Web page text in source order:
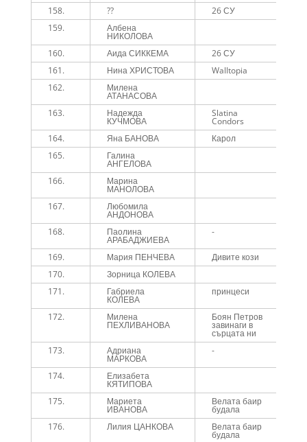
158. ?? 26 СУ
159.
Албена
НИКОЛОВА
160. Аида СИККЕМА 26 СУ
161.
Нина ХРИСТОВА Walltopia
162.
Милена
АТАНАСОВА
163. Надежда
КУЧМОВА
Slatina
Condors
164. Яна БАНОВА Карол
165.
Галина
АНГЕЛОВА
166. Марина
МАНОЛОВА
167. Любомила
АНДОНОВА
168. Паолина
АРАБАДЖИЕВА
-
169. Мария ПЕНЧЕВА Дивите кози
170.
Зорница КОЛЕВА
171.
Габриела
КОЛЕВА
принцеси
172. Милена
ПЕХЛИВАНОВА
Боян Петров
завинаги в
сърцата ни
173. Адриана
МАРКОВА
-
174. Елизабета
КЯТИПОВА
175. Мариета
ИВАНОВА
Велата баир
будала
176. Лилия ЦАНКОВА Велата баир
будала